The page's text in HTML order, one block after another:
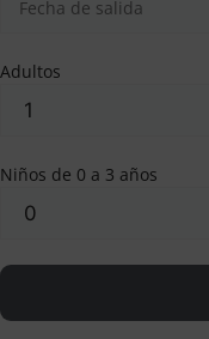
Adultos
Niños de 0 a 3 años